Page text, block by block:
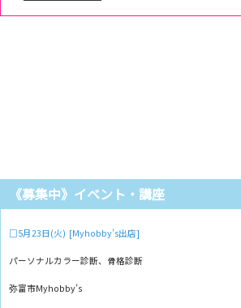
《募集中》イベント・講座
□5月23日(火) [Myhobby’s出店]
パーソナルカラー診断、骨格診断
弥富市Myhobby’s